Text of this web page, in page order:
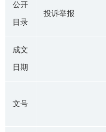
公开
目录
投诉举报
成文
日期
文号